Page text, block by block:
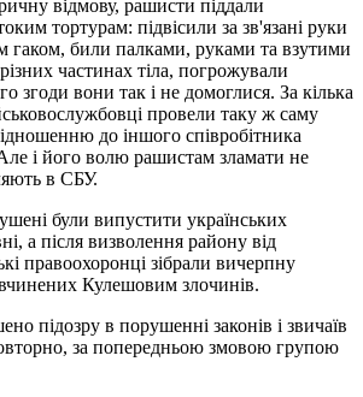
відмову, рашисти піддали
тортурам: підвісили за зв'язані руки
гаком, били палками, руками та взутими
частинах тіла, погрожували
згоди вони так і не домоглися. За кілька
провели таку ж саму
до іншого співробітника
Але і його волю рашистам зламати не
в СБУ.
були випустити українських
а після визволення району від
правоохоронці зібрали вичерпну
Кулешовим злочинів.
підозру в порушенні законів і звичаїв
за попередньою змовою групою